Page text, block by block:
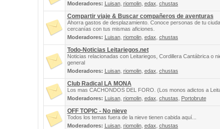
Moderadores: Luisan, riomolin, edax chustas
Compartir viaje & Buscar compañeros de aventuras
Ahorra gastos de desplazamiento. Conoce personas de tu
cercanías con tus mismas aficiones.
Moderadores: Luisan, riomolin, edax chustas
Todo-Noticias Leitariegos.net
Noticias relacionadas con Leitariegos, Cordillera Cantábrica o
general
Moderadores: Luisan, riomolin, edax chustas
Club Radical LA MONA
Los mas CACHONDOS DEL FORO. (Los monos adictos a
Moderadores: Luisan, riomolin, edax chustas Portobrute
OFF TOPIC - No nieve
Todos los temas fuera de la nieve tienen cabida aquí...
Moderadores: Luisan, riomolin, edax chustas